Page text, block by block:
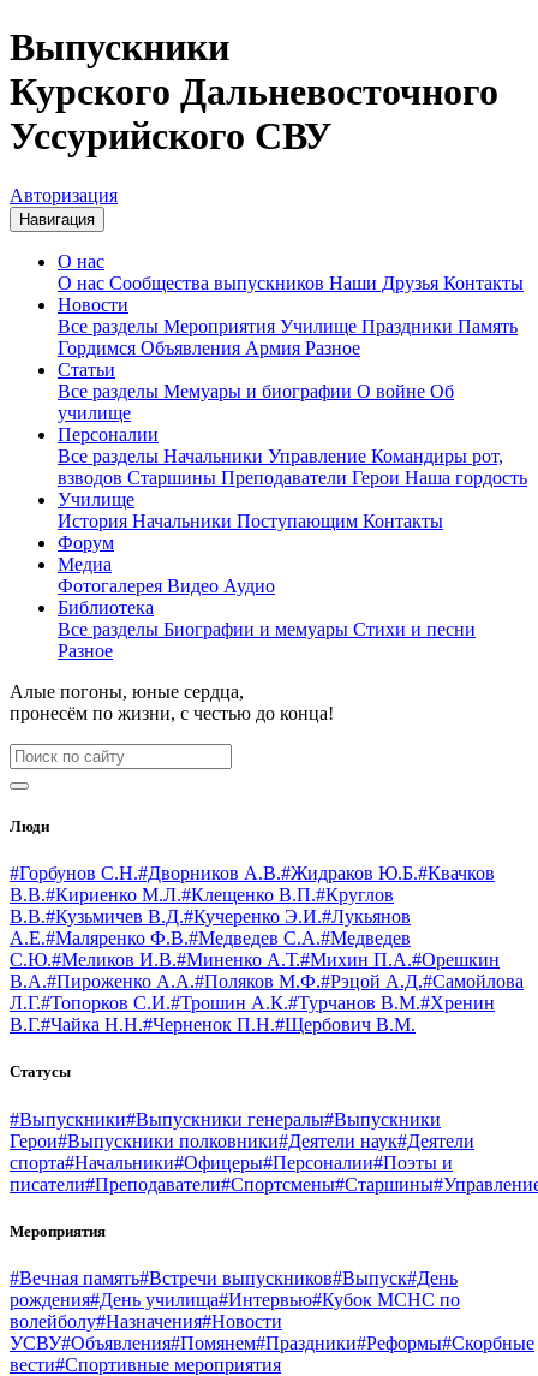
Выпускники
Курского Дальневосточного
Уссурийского СВУ
Авторизация
Навигация
О нас
О нас Сообщества выпускников Наши Друзья Контакты
Новости
Все разделы Мероприятия Училище Праздники Память
Гордимся Объявления Армия Разное
Статьи
Все разделы Мемуары и биографии О войне Об
училище
Персоналии
Все разделы Начальники Управление Командиры рот,
взводов Старшины Преподаватели Герои Наша гордость
Училище
История Начальники Поступающим Контакты
Форум
Медиа
Фотогалерея Видео Аудио
Библиотека
Все разделы Биографии и мемуары Стихи и песни
Разное
Алые погоны, юные сердца,
пронесём по жизни, с честью до конца!
Люди
#Горбунов С.Н.#Дворников А.В.#Жидраков Ю.Б.#Квачков
В.В.#Кириенко М.Л.#Клещенко В.П.#Круглов
В.В.#Кузьмичев В.Д.#Кучеренко Э.И.#Лукьянов
А.Е.#Маляренко Ф.В.#Медведев С.А.#Медведев
С.Ю.#Меликов И.В.#Миненко А.Т.#Михин П.А.#Орешкин
В.А.#Пироженко А.А.#Поляков М.Ф.#Рэцой А.Д.#Самойлова
Л.Г.#Топорков С.И.#Трошин А.К.#Турчанов В.М.#Хренин
В.Г.#Чайка Н.Н.#Черненок П.Н.#Щербович В.М.
Статусы
#Выпускники#Выпускники генералы#Выпускники
Герои#Выпускники полковники#Деятели наук#Деятели
спорта#Начальники#Офицеры#Персоналии#Поэты и
писатели#Преподаватели#Спортсмены#Старшины
Мероприятия
#Вечная память#Встречи выпускников#Выпуск#День
рождения#День училища#Интервью#Кубок МСНС по
волейболу#Назначения#Новости
УСВУ#Объявления#Помянем#Праздники#Реформы#Скорбные
вести#Спортивные мероприятия